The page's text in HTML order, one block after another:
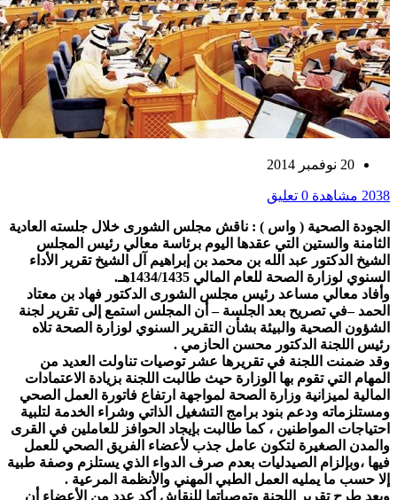
20 نوفمبر 2014
2038 مشاهدة 0 تعليق
الجودة الصحية ( واس ) : ناقش مجلس الشورى خلال جلسته العادية
الثامنة والستين التي عقدها اليوم برئاسة معالي رئيس المجلس
الشيخ الدكتور عبد الله بن محمد بن إبراهيم آل الشيخ تقرير الأداء
السنوي لوزارة الصحة للعام المالي 1434/1435هـ.
وأفاد معالي مساعد رئيس مجلس الشورى الدكتور فهاد بن معتاد
الحمد –في تصريح بعد الجلسة – أن المجلس استمع إلى تقرير لجنة
الشؤون الصحية والبيئة بشأن التقرير السنوي لوزارة الصحة تلاه
رئيس اللجنة الدكتور محسن الحازمي .
وقد ضمنت اللجنة في تقريرها عشر توصيات تناولت العديد من
المهام التي تقوم بها الوزارة حيث طالبت اللجنة بزيادة الاعتمادات
المالية لميزانية وزارة الصحة لمواجهة ارتفاع فاتورة العمل الصحي
ومستلزماته ودعم بنود برامج التشغيل الذاتي وشراء الخدمة لتلبية
احتياجات المواطنين ، كما طالبت بإيجاد الحوافز للعاملين في القرى
والمدن الصغيرة لتكون عامل جذب لأعضاء الفريق الصحي للعمل
فيها ،وبإلزام الصيدليات بعدم صرف الدواء الذي يستلزم وصفة طبية
إلا حسب ما يمليه العمل الطبي المهني والأنظمة المرعية .
وبعد طرح تقرير اللجنة وتوصياتها للنقاش أكد عدد من الأعضاء أن